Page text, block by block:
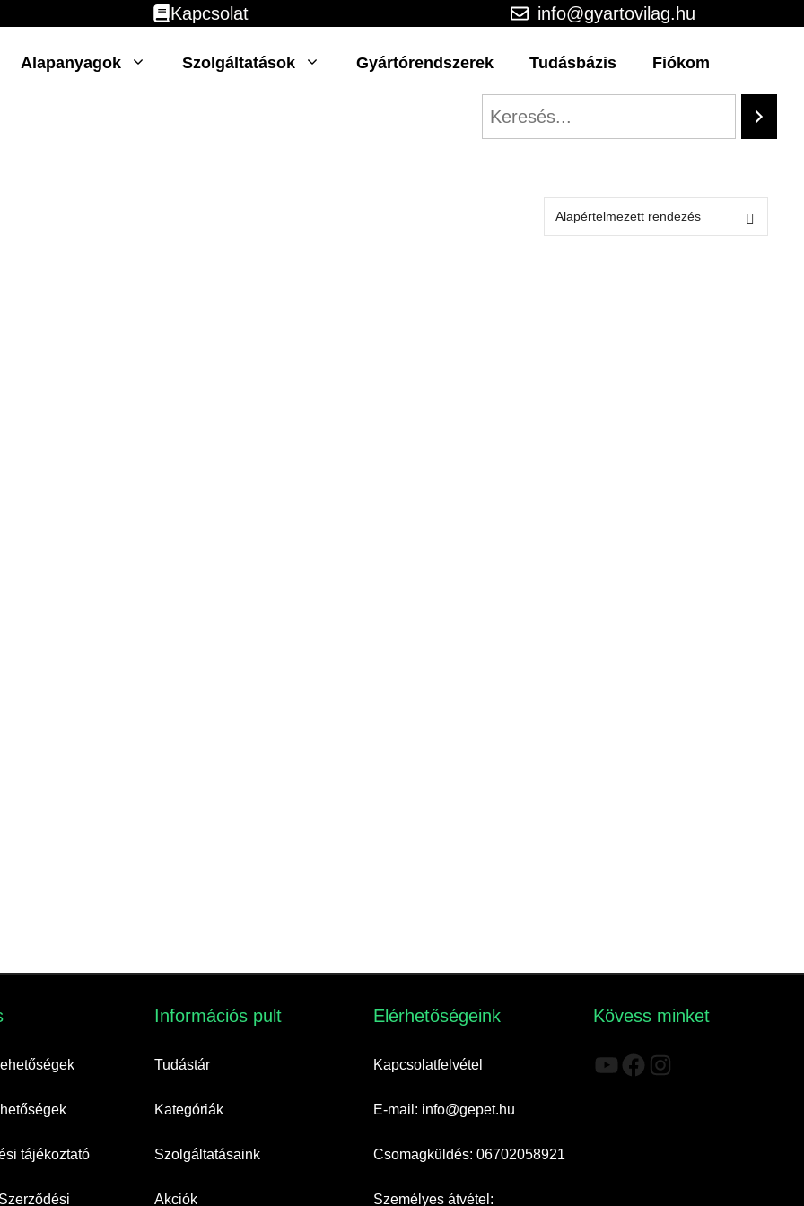
Kapcsolat info@gyartovilag.hu
Alapanyagok Szolgáltatások Gyártórendszerek Tudásbázis Fiókom
tájékoztató
Információs pult​
Tudástár
Kategóriák
Szolgáltatásaink
Akciók
Elérhetőségeink​
Kapcsolatfelvétel
E-mail: info@gepet.hu
Csomagküldés: 06702058921
Személyes átvétel:
Kövess minket
YouTube
Facebook
Instagram